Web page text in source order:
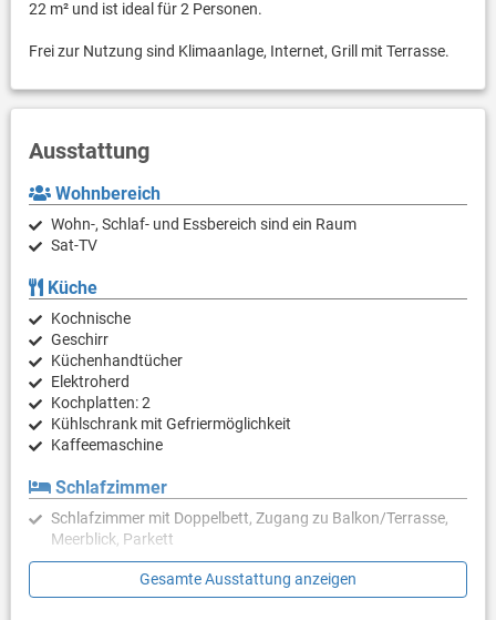
22 m² und ist ideal für 2 Personen.
Frei zur Nutzung sind Klimaanlage, Internet, Grill mit Terrasse.
Ausstattung
Wohnbereich
Wohn-, Schlaf- und Essbereich sind ein Raum
Sat-TV
Küche
Kochnische
Geschirr
Küchenhandtücher
Elektroherd
Kochplatten: 2
Kühlschrank mit Gefriermöglichkeit
Kaffeemaschine
Schlafzimmer
Schlafzimmer mit Doppelbett, Zugang zu Balkon/Terrasse,
Meerblick, Parkett
BadezimmerGesamte Ausstattung anzeigen